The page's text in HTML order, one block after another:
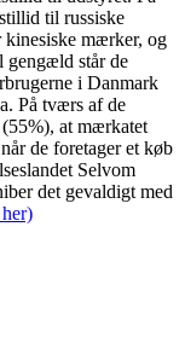
til russiske
kinesiske mærker, og
står de
i Danmark
På tværs af de
(55%), at mærkatet
de foretager et køb
Selvom
det gevaldigt med